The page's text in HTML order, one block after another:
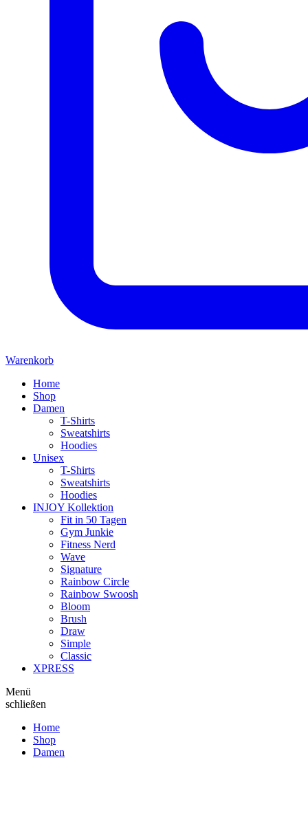
Warenkorb
Home
Shop
Damen
T-Shirts
Sweatshirts
Hoodies
Unisex
T-Shirts
Sweatshirts
Hoodies
INJOY Kollektion
Fit in 50 Tagen
Gym Junkie
Fitness Nerd
Wave
Signature
Rainbow Circle
Rainbow Swoosh
Bloom
Brush
Draw
Simple
Classic
XPRESS
Menü
schließen
Home
Shop
Damen